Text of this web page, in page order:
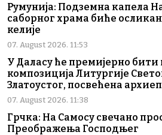
Румунија: Подземна капела
саборног храма биће
келије
07. August 2026. 11:53
У Даласу ће премијерно бити
композиција Литургије
Златоустог, посвећена
07. August 2026. 11:38
Грчка: На Самосу свечано
Преображења Господњег